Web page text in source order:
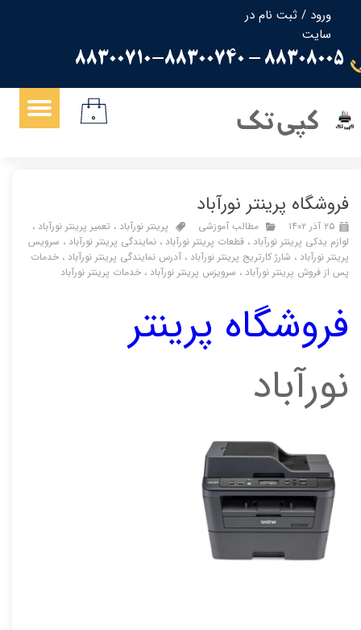
ورود / ثبت نام در
سایت
حساب کاربری من
تغییر گذر واژه
سفارشات
88308005 - 88300710-88300740
کپی تک ۰
فروشگاه پرینتر نورآباد
۲۵ آذر ۱۴۰۲ مطالب آموزشی پرینتر نورآباد ، تعمیر پرینتر نورآباد ،
لوازم یدکی پرینتر نورآباد ، قطعات پرینتر نورآباد ، نمایندگی پرینتر نورآباد ، سرویس
پرینتر نورآباد ، شارژ کارتریج پرینتر نورآباد ، آدرس نمایندگی پرینتر نورآباد ، خدمات
پس از فروش پرینتر نورآباد ، سرویزس پرینتر نورآباد ، خدمات پرینتر نورآباد
فروشگاه پرینتر
نورآباد